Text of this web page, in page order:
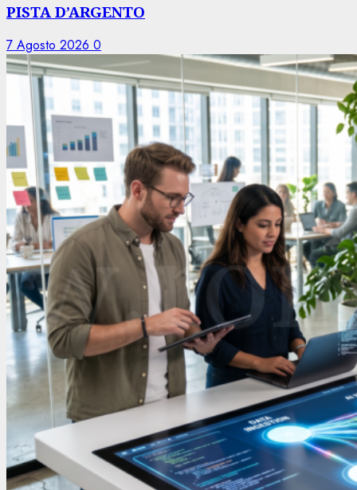
PISTA D’ARGENTO
7 Agosto 2026 0